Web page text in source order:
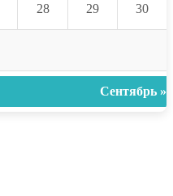
28 29 30
Сентябрь »